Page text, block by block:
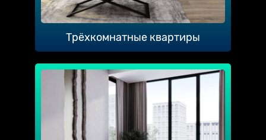
Трёхкомнатные квартиры